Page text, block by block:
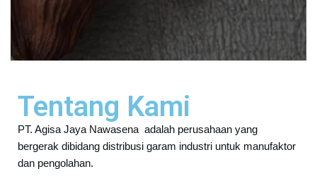
Tentang Kami
PT. Agisa Jaya Nawasena adalah perusahaan yang
bergerak dibidang distribusi garam industri untuk manufaktor
dan pengolahan.